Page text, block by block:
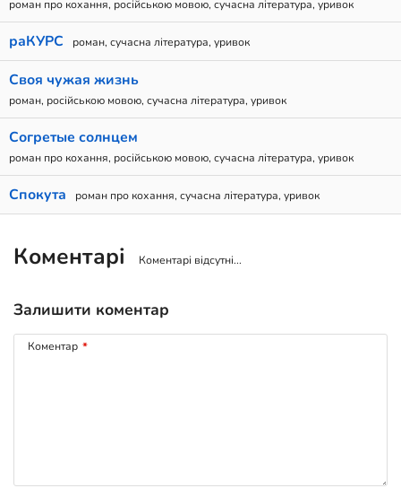
роман про кохання, російською мовою, сучасна література, уривок
раКУРС роман, сучасна література, уривок
Своя чужая жизнь
роман, російською мовою, сучасна література, уривок
Согретые солнцем
роман про кохання, російською мовою, сучасна література, уривок
Спокута роман про кохання, сучасна література, уривок
Коментарі Коментарі відсутні...
Залишити коментар
Коментар *